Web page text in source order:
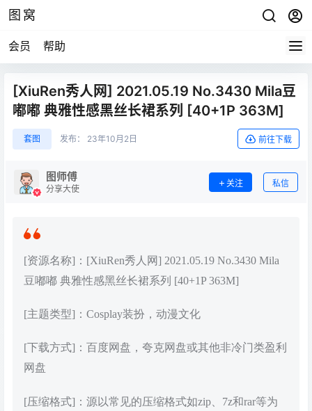
图窝
会员 帮助
[XiuRen秀人网] 2021.05.19 No.3430 Mila豆
嘟嘟 典雅性感黑丝长裙系列 [40+1P 363M]
套图 发布： 23年10月2日 前往下载
图师傅
分享大使
关注 私信
[资源名称]：[XiuRen秀人网] 2021.05.19 No.3430 Mila
豆嘟嘟 典雅性感黑丝长裙系列 [40+1P 363M]
[主题类型]：Cosplay装扮，动漫文化
[下载方式]：百度网盘，夸克网盘或其他非冷门类盈利
网盘
[压缩格式]：源以常见的压缩格式如zip、7z和rar等为